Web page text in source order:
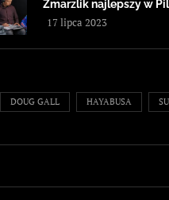
Zmarzlik najlepszy w
17 lipca 2023
DOUG GALL HAYABUSA